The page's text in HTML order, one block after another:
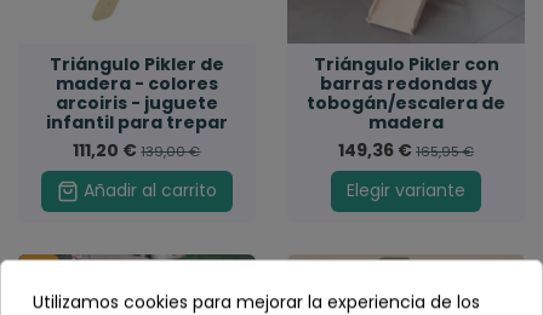
Triángulo Pikler de
madera - colores
arcoiris - juguete
infantil para trepar
111,20 €139,00 €
Añadir al carrito
Triángulo Pikler con
barras redondas y
tobogán/escalera de
madera
149,36 €165,95 €
Elegir variante
-15%
Utilizamos cookies para mejorar la experiencia de los